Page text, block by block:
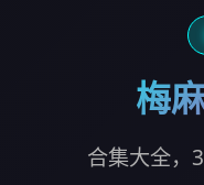
梅
合集大全，